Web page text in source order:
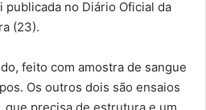
no Diário Oficial da
(23).
feito com amostra de sangue
Os outros dois são ensaios